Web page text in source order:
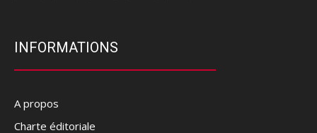
INFORMATIONS
A propos
Charte éditoriale